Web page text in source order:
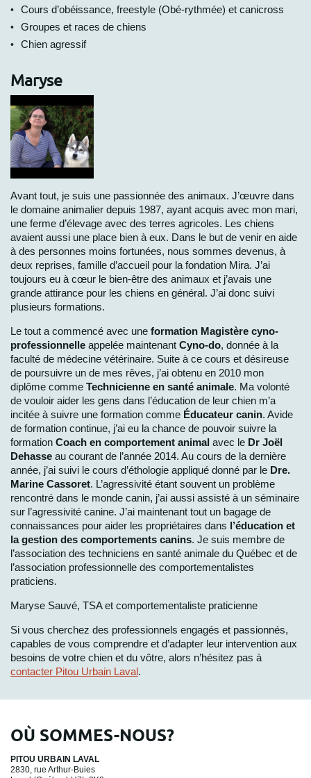
Cours d’obéissance, freestyle (Obé-rythmée) et canicross
Groupes et races de chiens
Chien agressif
Maryse
Avant tout, je suis une passionnée des animaux. J’œuvre dans
le domaine animalier depuis 1987, ayant acquis avec mon mari,
une ferme d’élevage avec des terres agricoles. Les chiens
avaient aussi une place bien à eux. Dans le but de venir en aide
à des personnes moins fortunées, nous sommes devenus, à
deux reprises, famille d’accueil pour la fondation Mira. J’ai
toujours eu à cœur le bien-être des animaux et j’avais une
grande attirance pour les chiens en général. J’ai donc suivi
plusieurs formations.
Le tout a commencé avec une formation Magistère cyno-
professionnelle appelée maintenant Cyno-do, donnée à la
faculté de médecine vétérinaire. Suite à ce cours et désireuse
de poursuivre un de mes rêves, j’ai obtenu en 2010 mon
diplôme comme Technicienne en santé animale. Ma volonté
de vouloir aider les gens dans l’éducation de leur chien m’a
incitée à suivre une formation comme Éducateur canin. Avide
de formation continue, j’ai eu la chance de pouvoir suivre la
formation Coach en comportement animal avec le Dr Joël
Dehasse au courant de l’année 2014. Au cours de la dernière
année, j’ai suivi le cours d’éthologie appliqué donné par le Dre.
Marine Cassoret. L’agressivité étant souvent un problème
rencontré dans le monde canin, j’ai aussi assisté à un séminaire
sur l’agressivité canine. J’ai maintenant tout un bagage de
connaissances pour aider les propriétaires dans l’éducation et
la gestion des comportements canins. Je suis membre de
l’association des techniciens en santé animale du Québec et de
l’association professionnelle des comportementalistes
praticiens.
Maryse Sauvé, TSA et comportementaliste praticienne
Si vous cherchez des professionnels engagés et passionnés,
capables de vous comprendre et d’adapter leur intervention aux
besoins de votre chien et du vôtre, alors n’hésitez pas à
contacter Pitou Urbain Laval.
OÙ SOMMES-NOUS?
PITOU URBAIN LAVAL
2830, rue Arthur-Buies